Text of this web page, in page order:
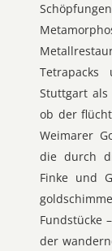
Stuttgart als
ob der
Weimarer
die durch
Finke und
Fundstücke
der